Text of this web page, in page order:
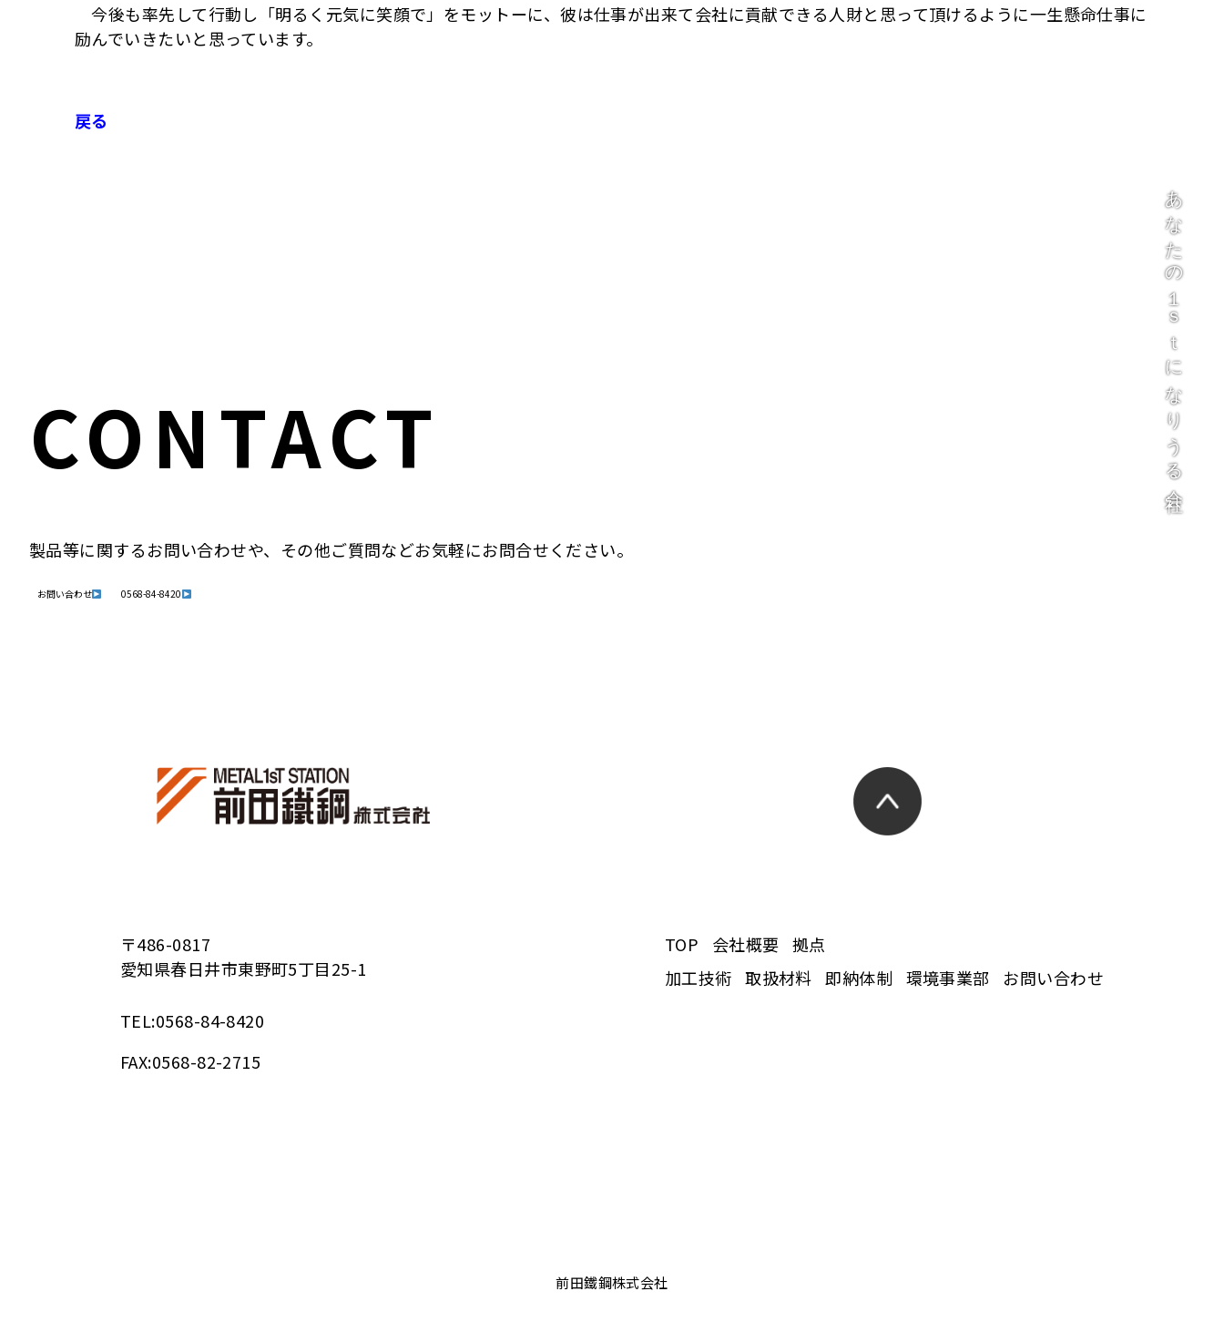
あなたの１ｓｔになりうる会社
今後も率先して行動し「明るく元気に笑顔で」をモットーに、彼は仕事が出来て会社に貢献できる人財と思って頂けるように一生懸命仕事に
励んでいきたいと思っています。
戻る
CONTACT
製品等に関するお問い合わせや、その他ご質問などお気軽にお問合せください。
お問い合わせ 0568-84-8420
〒486-0817
愛知県春日井市東野町5丁目25-1
TEL:0568-84-8420
FAX:0568-82-2715
TOP 会社概要 拠点
加工技術 取扱材料 即納体制 環境事業部 お問い合わせ
前田鐵鋼株式会社